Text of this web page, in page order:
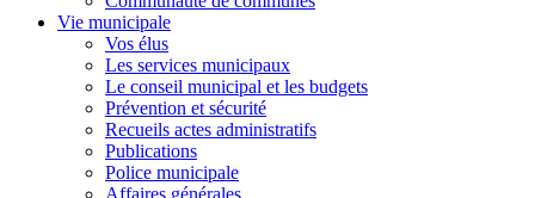
Vie municipale
Vos élus
Les services municipaux
Le conseil municipal et les budgets
Prévention et sécurité
Recueils actes administratifs
Publications
Police municipale
Affaires générales